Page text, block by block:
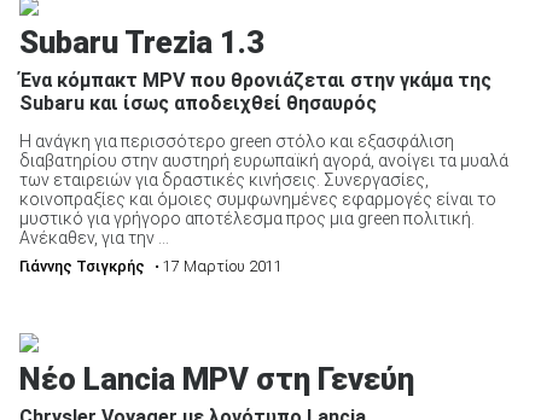
Subaru Trezia 1.3
Ένα κόμπακτ MPV που θρονιάζεται στην γκάμα της
Subaru και ίσως αποδειχθεί θησαυρός
Η ανάγκη για περισσότερο green στόλο και εξασφάλιση
διαβατηρίου στην αυστηρή ευρωπαϊκή αγορά, ανοίγει τα μυαλά
των εταιρειών για δραστικές κινήσεις. Συνεργασίες,
κοινοπραξίες και όμοιες συμφωνημένες εφαρμογές είναι το
μυστικό για γρήγορο αποτέλεσμα προς μια green πολιτική.
Ανέκαθεν, για την ...
Γιάννης Τσιγκρής • 17 Μαρτίου 2011
Νέο Lancia MPV στη Γενεύη